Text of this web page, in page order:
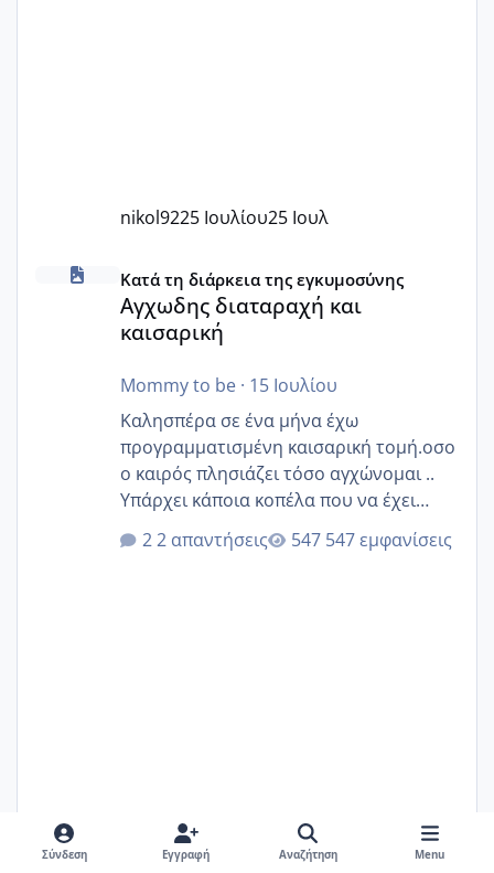
nikol9225 Ιουλίου25 Ιουλ
Αγχωδης διαταραχή και καισαρική
Κατά τη διάρκεια της εγκυμοσύνης
Αγχωδης διαταραχή και
καισαρική
Mommy to be· 15 Ιουλίου
Καλησπέρα σε ένα μήνα έχω
προγραμματισμένη καισαρική τομή.οσο
ο καιρός πλησιάζει τόσο αγχώνομαι ..
Υπάρχει κάποια κοπέλα που να έχει
παρόμοιο ιστορικό να μας πει την
εμπειρία της;Να σημειώσω είναι η
2 απαντήσεις 547 εμφανίσεις
Mommy to be 15 Ιουλίου
Σύνδεση Εγγραφή Αναζήτηση Menu